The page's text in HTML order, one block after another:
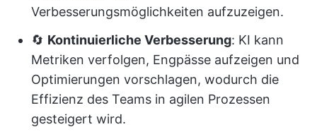
Verbesserungsmöglichkeiten aufzuzeigen.
🔄 Kontinuierliche Verbesserung: KI kann
Metriken verfolgen, Engpässe aufzeigen und
Optimierungen vorschlagen, wodurch die
Effizienz des Teams in agilen Prozessen
gesteigert wird.